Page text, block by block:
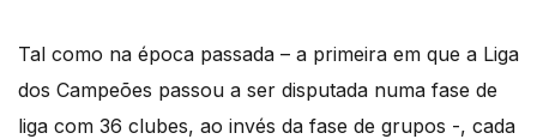
Tal como na época passada – a primeira em que a Liga
dos Campeões passou a ser disputada numa fase de
liga com 36 clubes, ao invés da fase de grupos -, cada